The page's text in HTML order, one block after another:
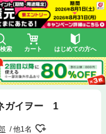
索 カート はじめての方へ
ガイヲー 1
他1名